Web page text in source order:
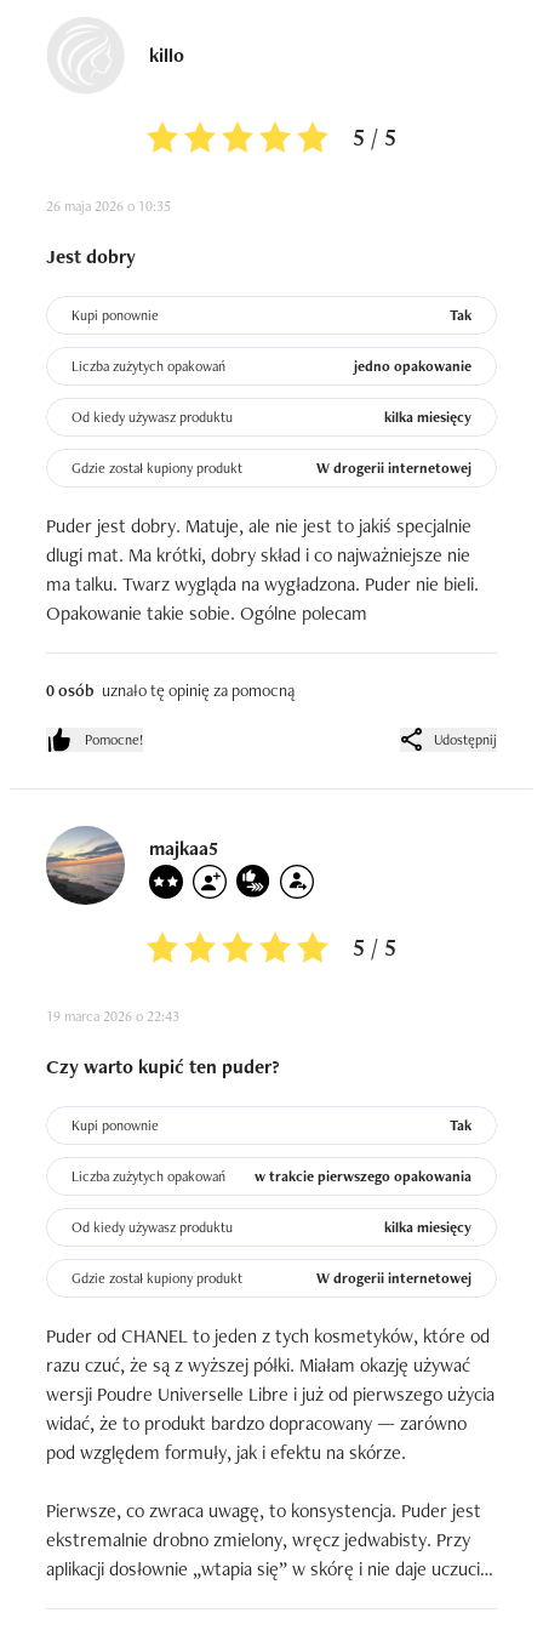
killo
5 / 5
26 maja 2026 o 10:35
Jest dobry
Kupi ponownie Tak
Liczba zużytych opakowań jedno opakowanie
Od kiedy używasz produktu kilka miesięcy
Gdzie został kupiony produkt W drogerii internetowej
Puder jest dobry. Matuje, ale nie jest to jakiś specjalnie
dlugi mat. Ma krótki, dobry skład i co najważniejsze nie
ma talku. Twarz wygląda na wygładzona. Puder nie bieli.
Opakowanie takie sobie. Ogólne polecam
0 osób uznało tę opinię za pomocną
Pomocne! Udostępnij
majkaa5
5 / 5
19 marca 2026 o 22:43
Czy warto kupić ten puder?
Kupi ponownie Tak
Liczba zużytych opakowań w trakcie pierwszego opakowania
Od kiedy używasz produktu kilka miesięcy
Gdzie został kupiony produkt W drogerii internetowej
Puder od CHANEL to jeden z tych kosmetyków, które od
razu czuć, że są z wyższej półki. Miałam okazję używać
wersji Poudre Universelle Libre i już od pierwszego użycia
widać, że to produkt bardzo dopracowany — zarówno
pod względem formuły, jak i efektu na skórze.
Pierwsze, co zwraca uwagę, to konsystencja. Puder jest
ekstremalnie drobno zmielony, wręcz jedwabisty. Przy
aplikacji dosłownie „wtapia się” w skórę i nie daje uczucia